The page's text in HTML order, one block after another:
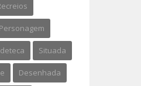
Personagem
Situada
Desenhada